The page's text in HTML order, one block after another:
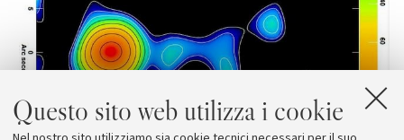
Questo sito web utilizza i cookie